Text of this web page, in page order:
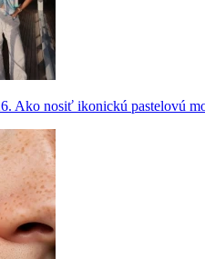
Ako nosiť ikonickú pastelovú